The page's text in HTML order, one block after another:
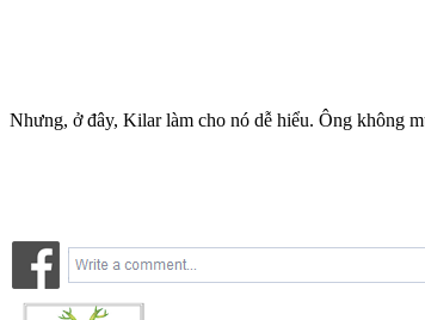
Nhưng, ở đây, Kilar làm cho nó dễ hiểu. Ông không